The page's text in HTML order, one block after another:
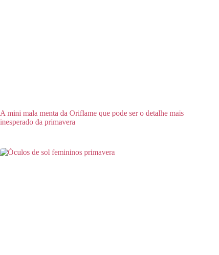
A mini mala menta da Oriflame que pode ser o detalhe mais
inesperado da primavera